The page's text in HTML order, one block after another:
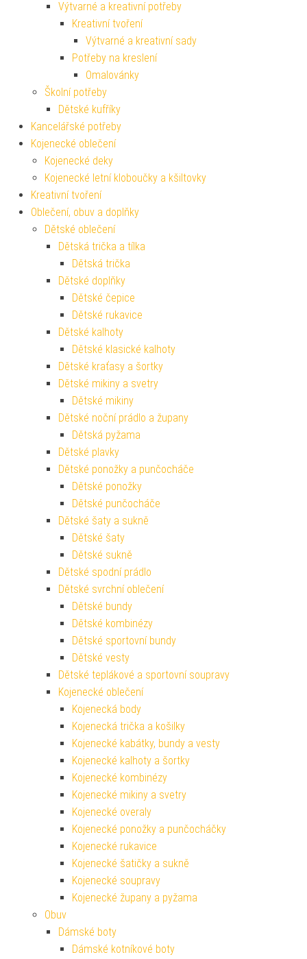
Výtvarné a kreativní potřeby
Kreativní tvoření
Výtvarné a kreativní sady
Potřeby na kreslení
Omalovánky
Školní potřeby
Dětské kufříky
Kancelářské potřeby
Kojenecké oblečení
Kojenecké deky
Kojenecké letní kloboučky a kšiltovky
Kreativní tvoření
Oblečení, obuv a doplňky
Dětské oblečení
Dětská trička a tílka
Dětská trička
Dětské doplňky
Dětské čepice
Dětské rukavice
Dětské kalhoty
Dětské klasické kalhoty
Dětské kraťasy a šortky
Dětské mikiny a svetry
Dětské mikiny
Dětské noční prádlo a župany
Dětská pyžama
Dětské plavky
Dětské ponožky a punčocháče
Dětské ponožky
Dětské punčocháče
Dětské šaty a sukně
Dětské šaty
Dětské sukně
Dětské spodní prádlo
Dětské svrchní oblečení
Dětské bundy
Dětské kombinézy
Dětské sportovní bundy
Dětské vesty
Dětské teplákové a sportovní soupravy
Kojenecké oblečení
Kojenecká body
Kojenecká trička a košilky
Kojenecké kabátky, bundy a vesty
Kojenecké kalhoty a šortky
Kojenecké kombinézy
Kojenecké mikiny a svetry
Kojenecké overaly
Kojenecké ponožky a punčocháčky
Kojenecké rukavice
Kojenecké šatičky a sukně
Kojenecké soupravy
Kojenecké župany a pyžama
Obuv
Dámské boty
Dámské kotníkové boty